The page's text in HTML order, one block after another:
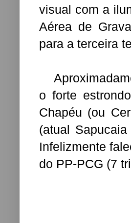
visual com a
Aérea de
para a terceira
o forte
Chapéu (ou
(atual
Infelizmente
do PP-PCG (7